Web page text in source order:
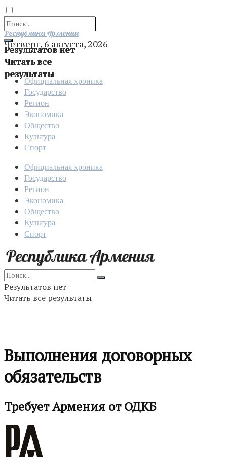
Результатов нет
Читать все
результаты
Отправить
Республика Армения
Четверг, 6 августа, 2026
Официальная хроника
Государство
Регион
Экономика
Общество
Культура
Спорт
Официальная хроника
Государство
Регион
Экономика
Общество
Культура
Спорт
Результатов нет
Читать все результаты
Выполнения договорных
обязательств
Требует Армения от ОДКБ